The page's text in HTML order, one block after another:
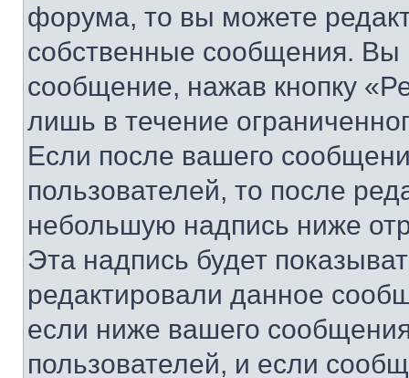
форума, то вы можете
собственные сообщения. Вы
сообщение, нажав кнопку
лишь в течение
Если после вашего
пользователей, то после
небольшую надпись ниже
Эта надпись будет
редактировали данное
если ниже вашего
пользователей, и если